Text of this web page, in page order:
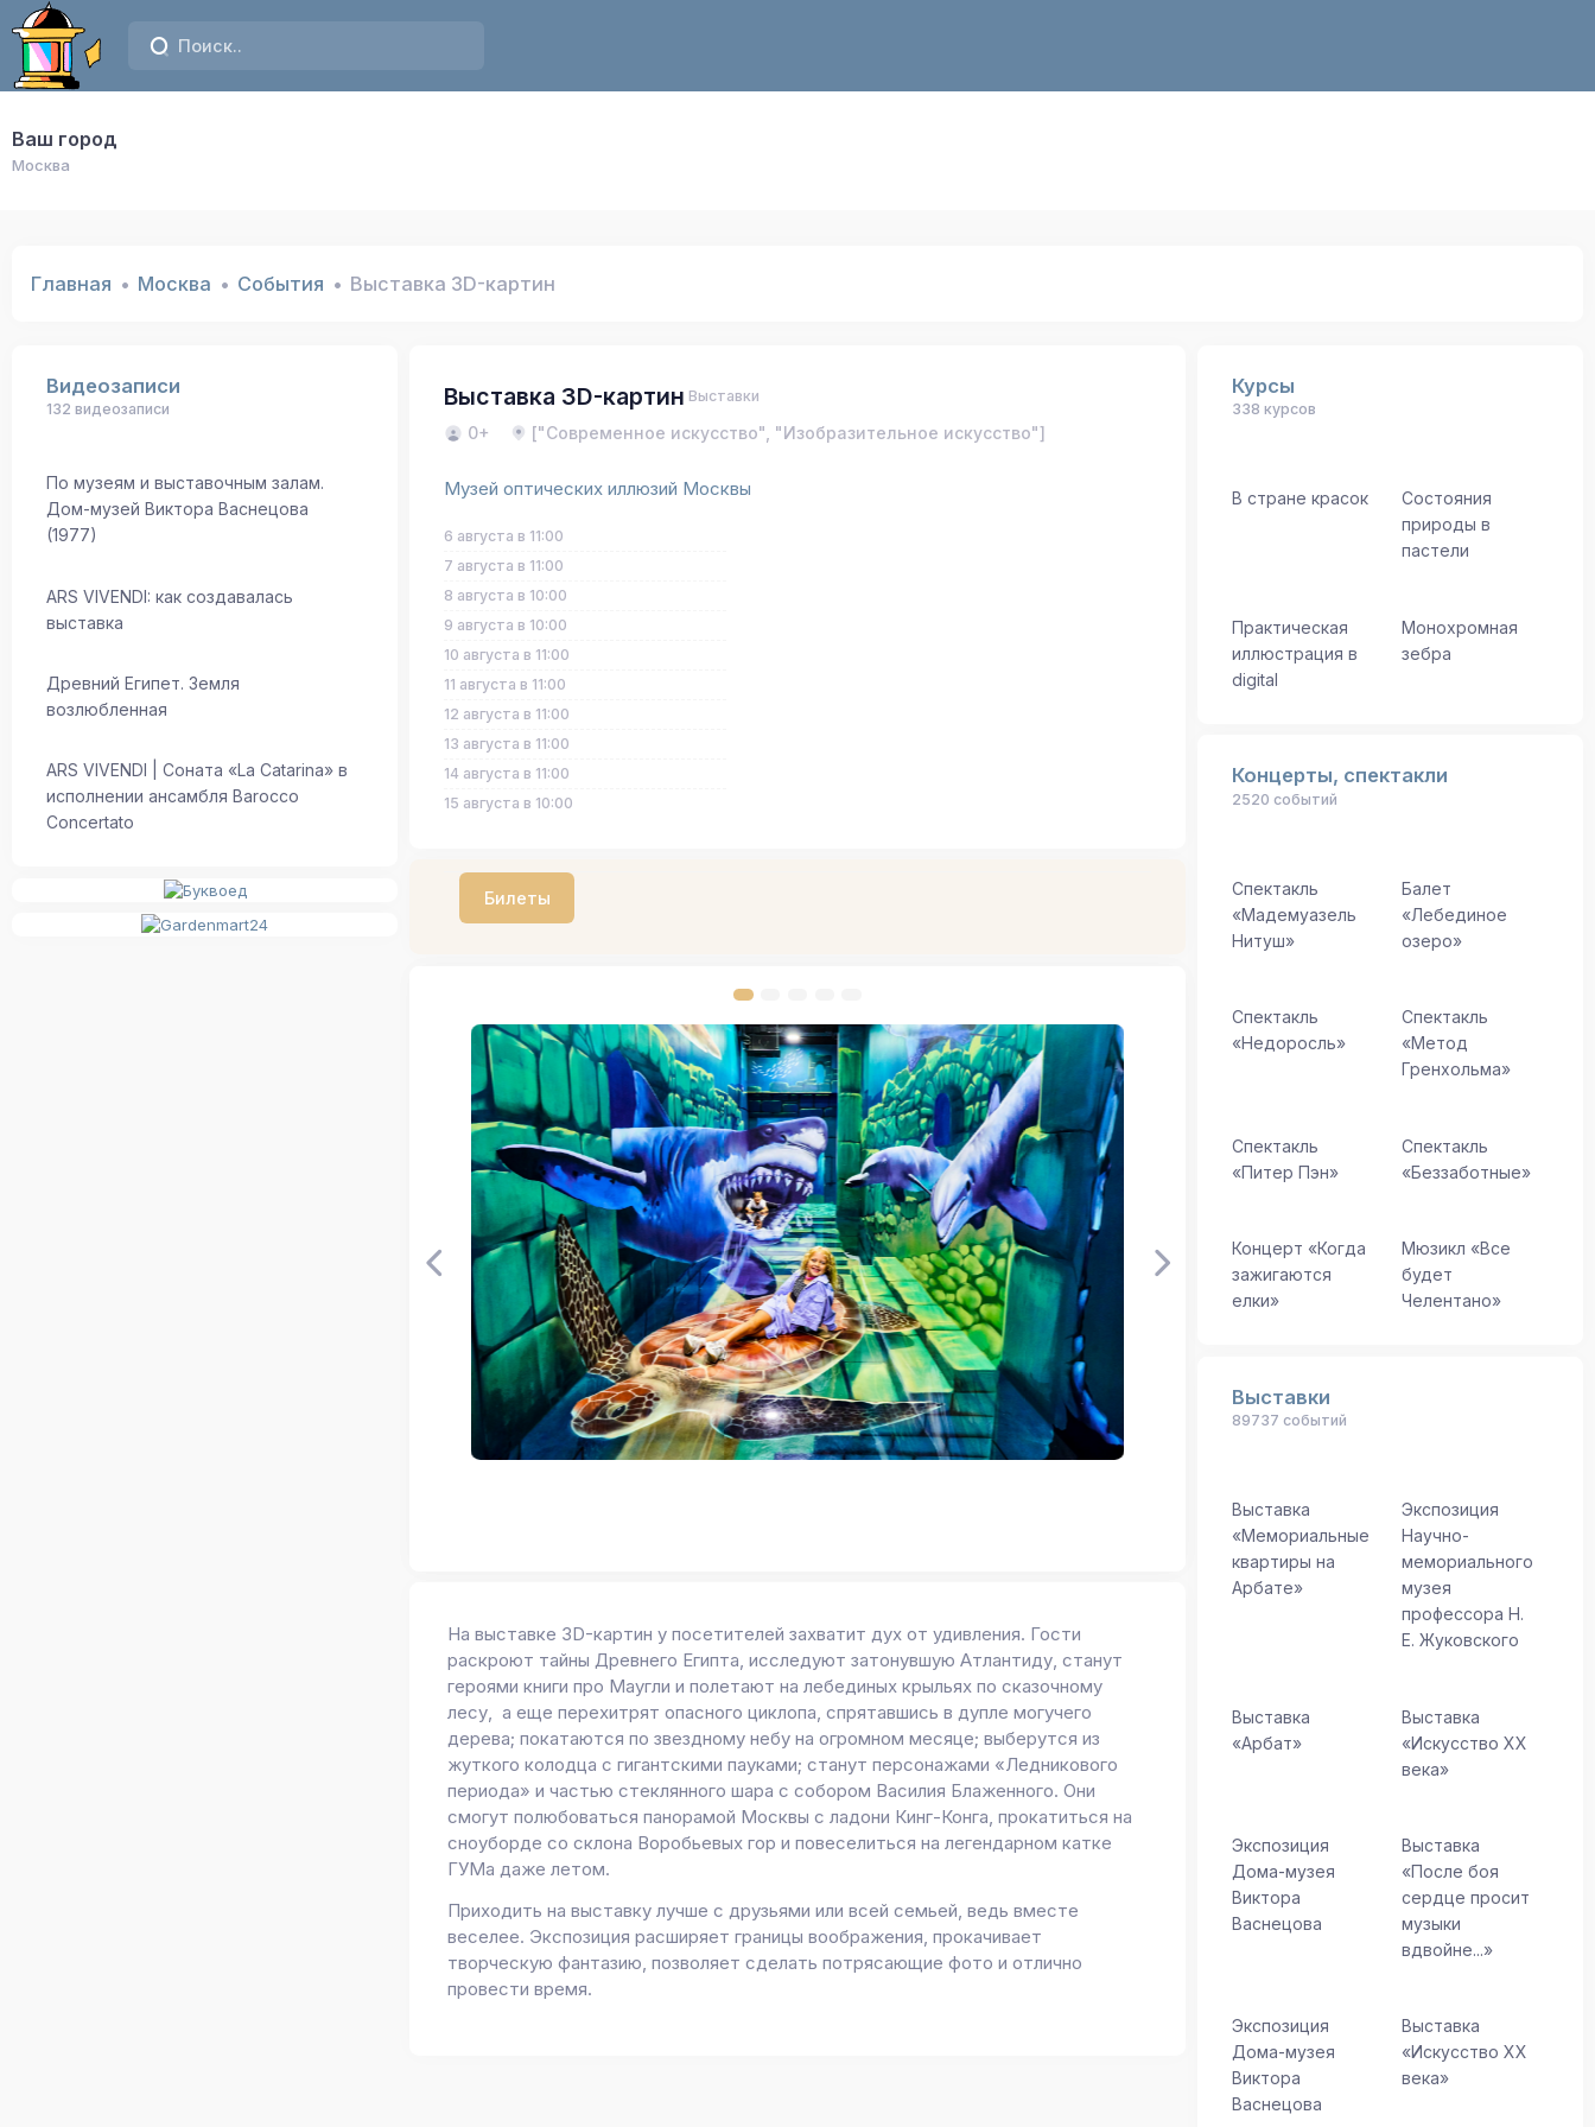
Ваш город
Москва
Главная Москва События Выставка 3D-картин
Видеозаписи
132 видеозаписи
По музеям и выставочным залам.
Дом-музей Виктора Васнецова
(1977)
ARS VIVENDI: как создавалась
выставка
Древний Египет. Земля
возлюбленная
ARS VIVENDI | Соната «La Catarina» в
исполнении ансамбля Barocco
Concertato
Выставка 3D-картин Выставки
0+ ["Современное искусство", "Изобразительное искусство"]
Музей оптических иллюзий Москвы
6 августа в 11:00
7 августа в 11:00
8 августа в 10:00
9 августа в 10:00
10 августа в 11:00
11 августа в 11:00
12 августа в 11:00
13 августа в 11:00
14 августа в 11:00
15 августа в 10:00
Билеты
На выставке 3D-картин у посетителей захватит дух от удивления. Гости
раскроют тайны Древнего Египта, исследуют затонувшую Атлантиду, станут
героями книги про Маугли и полетают на лебединых крыльях по сказочному
лесу, а еще перехитрят опасного циклопа, спрятавшись в дупле могучего
дерева; покатаются по звездному небу на огромном месяце; выберутся из
жуткого колодца с гигантскими пауками; станут персонажами «Ледникового
периода» и частью стеклянного шара с собором Василия Блаженного. Они
смогут полюбоваться панорамой Москвы с ладони Кинг-Конга, прокатиться на
сноуборде со склона Воробьевых гор и повеселиться на легендарном катке
ГУМа даже летом.
Приходить на выставку лучше с друзьями или всей семьей, ведь вместе
веселее. Экспозиция расширяет границы воображения, прокачивает
творческую фантазию, позволяет сделать потрясающие фото и отлично
провести время.
Курсы
338 курсов
В стране красок
Состояния
природы в
пастели
Практическая
иллюстрация в
digital
Монохромная
зебра
Концерты, спектакли
2520 событий
Спектакль
«Мадемуазель
Нитуш»
Балет
«Лебединое
озеро»
Спектакль
«Недоросль»
Спектакль
«Метод
Гренхольма»
Спектакль
«Питер Пэн»
Спектакль
«Беззаботные»
Концерт «Когда
зажигаются
елки»
Мюзикл «Все
будет
Челентано»
Выставки
89737 событий
Выставка
«Мемориальные
квартиры на
Арбате»
Экспозиция
Научно-
мемориального
музея
профессора Н.
Е. Жуковского
Выставка
«Арбат»
Выставка
«Искусство ХХ
века»
Экспозиция
Дома-музея
Виктора
Васнецова
Выставка
«После боя
сердце просит
музыки
вдвойне...»
Экспозиция
Дома-музея
Виктора
Васнецова
Выставка
«Искусство ХХ
века»